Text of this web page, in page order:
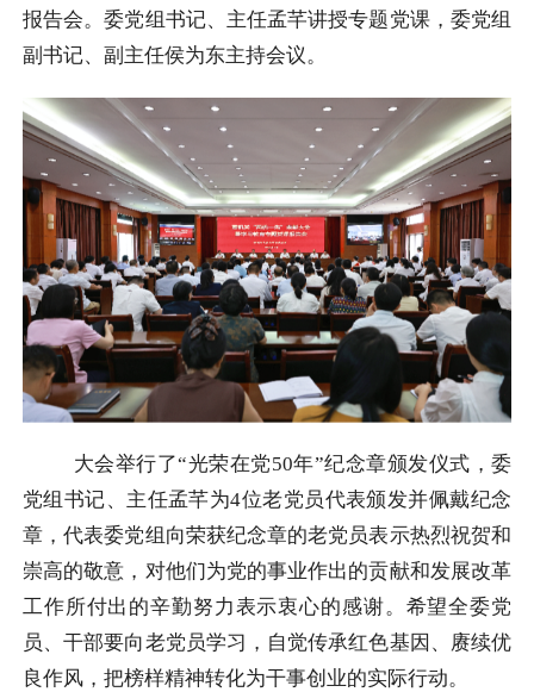
报告会。委党组书记、主任孟芊讲授专题党课，委党组
副书记、副主任侯为东主持会议。
大会举行了“光荣在党50年”纪念章颁发仪式，委
党组书记、主任孟芊为4位老党员代表颁发并佩戴纪念
章，代表委党组向荣获纪念章的老党员表示热烈祝贺和
崇高的敬意，对他们为党的事业作出的贡献和发展改革
工作所付出的辛勤努力表示衷心的感谢。希望全委党
员、干部要向老党员学习，自觉传承红色基因、赓续优
良作风，把榜样精神转化为干事创业的实际行动。